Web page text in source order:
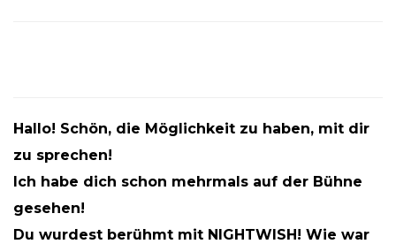
Hallo! Schön, die Möglichkeit zu haben, mit dir
zu sprechen!
Ich habe dich schon mehrmals auf der Bühne
gesehen!
Du wurdest berühmt mit NIGHTWISH! Wie war